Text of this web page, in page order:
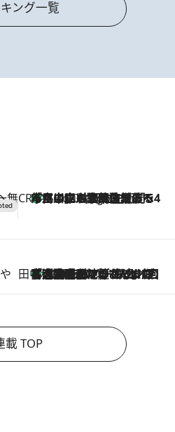
ング一覧
CREA'S CHOICE
9 Hours Ago
「立川にも歌舞伎があるんだよ」 片岡仁左衛門・市川中車ら豪華座組みで4年目の立川立飛歌舞伎へ
田中稲の勝手に再ブーム
2026.8.7
「湘南乃風に憧れて」観客大盛上がりの“タオル回し”に、ラッパー顔負けの高速歌唱まで…さだまさし（74）のアグレッシブすぎる現在地
載 TOP